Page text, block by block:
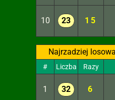
10 23 15
Najrzadziej
# Liczba Razy
1 32 6